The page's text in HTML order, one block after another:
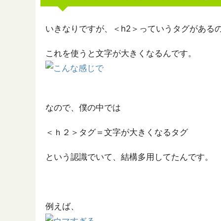
いきなりですが、＜h2＞っていうタグがある
これを使うと文字が大きくなるんです。
なので、僕の中では
＜ｈ２＞タグ＝文字が大きくなるタグ
という認識でいて、結構多用してたんです。
例えば、